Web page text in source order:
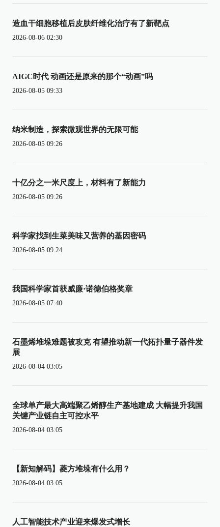
造血干细胞移植后皮肤纤维化治疗有了新靶点
2026-08-06 02:30
AIGC时代 动画还是原来的那个“动画”吗
2026-08-05 09:33
纳米制造，探索微观世界的无限可能
2026-08-05 09:26
十亿分之一米尺度上，材料有了新能力
2026-08-05 09:26
科学家找到生菜美味又营养的基因密码
2026-08-05 09:24
我国科学家首获威廉·诺德伯格奖章
2026-08-05 07:40
石墨烯堆垛难题被攻克 有望推动新一代拓扑量子器件发
展
2026-08-04 03:05
全球单产最大高端聚乙烯醇生产基地建成 大幅提升我国
关键产业链自主可控水平
2026-08-04 03:05
【新知解码】菱方堆垛有什么用？
2026-08-04 03:05
人工智能技术产业迎来爆发式增长